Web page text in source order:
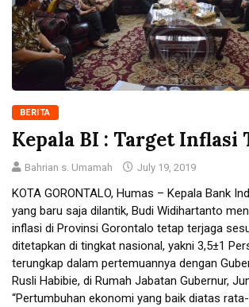
BERITA
Kepala BI : Target Inflasi
Bahrian s. Umamah July 19, 2019
KOTA GORONTALO, Humas – Kepala Bank
yang baru saja dilantik, Budi Widihartanto
inflasi di Provinsi Gorontalo tetap terjaga
ditetapkan di tingkat nasional, yakni 3,5±1
terungkap dalam pertemuannya dengan
Rusli Habibie, di Rumah Jabatan Gubernur,
“Pertumbuhan ekonomi yang baik diatas